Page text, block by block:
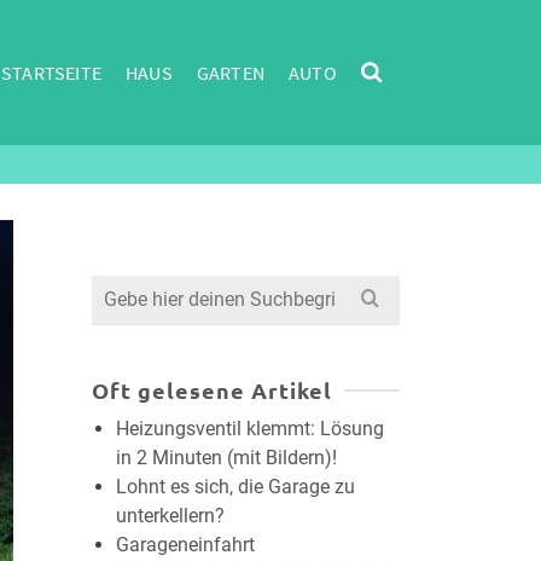
STARTSEITE HAUS GARTEN AUTO
Search
Oft gelesene Artikel
Heizungsventil klemmt: Lösung
in 2 Minuten (mit Bildern)!
Lohnt es sich, die Garage zu
unterkellern?
Garageneinfahrt